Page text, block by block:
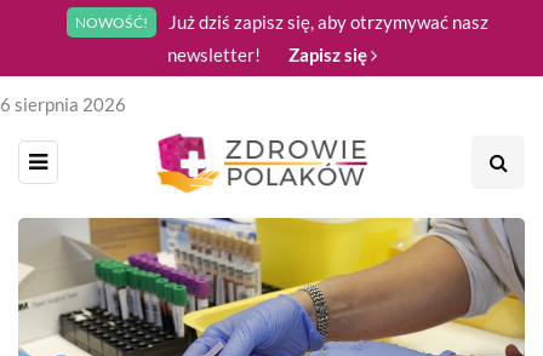
NOWOŚĆ!
Już dziś zapisz się, aby otrzymywać nasz
newsletter!
Zapisz się
6 sierpnia 2026